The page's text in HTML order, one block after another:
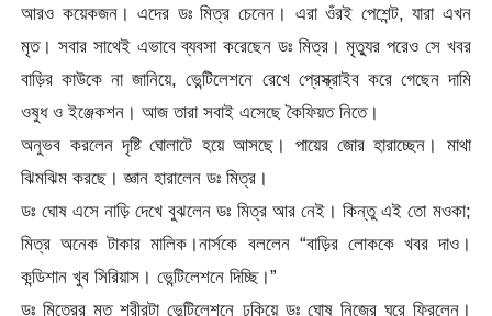
আরও কয়েকজন। এদের ডঃ মিত্র চেনেন। এরা ওঁরই পেশেন্ট, যারা এখন
মৃত। সবার সাথেই এভাবে ব্যবসা করেছেন ডঃ মিত্র। মৃত্যুর পরেও সে খবর
বাড়ির কাউকে না জানিয়ে, ভেন্টিলেশনে রেখে প্রেস্ক্রাইব করে গেছেন দামি
ওষুধ ও ইঞ্জেকশন। আজ তারা সবাই এসেছে কৈফিয়ত নিতে।
অনুভব করলেন দৃষ্টি ঘোলাটে হয়ে আসছে। পায়ের জোর হারাচ্ছেন। মাথা
ঝিমঝিম করছে। জ্ঞান হারালেন ডঃ মিত্র।
ডঃ ঘোষ এসে নাড়ি দেখে বুঝলেন ডঃ মিত্র আর নেই। কিন্তু এই তো মওকা;
মিত্র অনেক টাকার মালিক।নার্সকে বললেন “বাড়ির লোককে খবর দাও।
কন্ডিশান খুব সিরিয়াস। ভেন্টিলেশনে দিচ্ছি।”
ডঃ মিত্রের মৃত শরীরটা ভেন্টিলেশনে ঢুকিয়ে ডঃ ঘোষ নিজের ঘরে ফিরলেন।